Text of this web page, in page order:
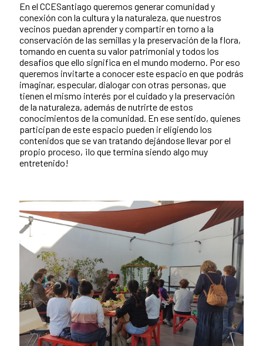
En el CCESantiago queremos generar comunidad y
conexión con la cultura y la naturaleza, que nuestros
vecinos puedan aprender y compartir en torno a la
conservación de las semillas y la preservación de la flora,
tomando en cuenta su valor patrimonial y todos los
desafíos que ello significa en el mundo moderno. Por eso
queremos invitarte a conocer este espacio en que podrás
imaginar, especular, dialogar con otras personas, que
tienen el mismo interés por el cuidado y la preservación
de la naturaleza, además de nutrirte de estos
conocimientos de la comunidad. En ese sentido, quienes
participan de este espacio pueden ir eligiendo los
contenidos que se van tratando dejándose llevar por el
propio proceso, ¡lo que termina siendo algo muy
entretenido!